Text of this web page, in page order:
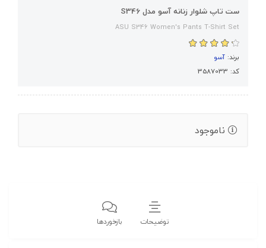
ست تاپ شلوار زنانه آسو مدل S346
ASU S346 Women's Pants T-Shirt Set
برند: آسو
کد: 3587033
ناموجود
توضیحات بازخوردها